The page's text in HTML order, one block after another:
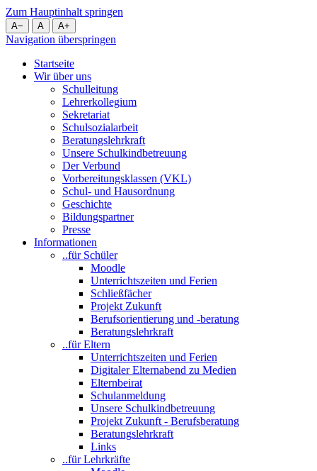
Zum Hauptinhalt springen
A− A A+
Navigation überspringen
Startseite
Wir über uns
Schulleitung
Lehrerkollegium
Sekretariat
Schulsozialarbeit
Beratungslehrkraft
Unsere Schulkindbetreuung
Der Verbund
Vorbereitungsklassen (VKL)
Schul- und Hausordnung
Geschichte
Bildungspartner
Presse
Informationen
..für Schüler
Moodle
Unterrichtszeiten und Ferien
Schließfächer
Projekt Zukunft
Berufsorientierung und -beratung
Beratungslehrkraft
..für Eltern
Unterrichtszeiten und Ferien
Digitaler Elternabend zu Medien
Elternbeirat
Schulanmeldung
Unsere Schulkindbetreuung
Projekt Zukunft - Berufsberatung
Beratungslehrkraft
Links
..für Lehrkräfte